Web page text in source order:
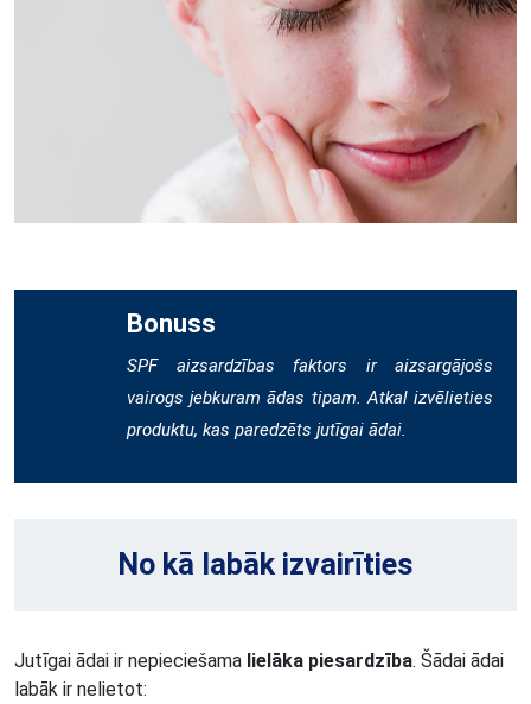
Bonuss
SPF aizsardzības faktors ir aizsargājošs
vairogs jebkuram ādas tipam. Atkal izvēlieties
produktu, kas paredzēts jutīgai ādai.
No kā labāk izvairīties
Jutīgai ādai ir nepieciešama lielāka piesardzība. Šādai ādai
labāk ir nelietot: